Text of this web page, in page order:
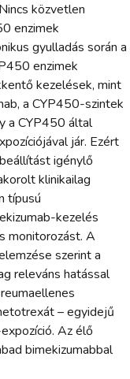
közvetlen
enzimek
gyulladás során a
enzimek
kezelések, mint
a CYP450-szintek
a CYP450 által
jár. Ezért
igénylő
klinikailag
típusú
kezelés
monitorozást. A
szerint a
releváns hatással
– egyidejű
Az élő
bimekizumabbal